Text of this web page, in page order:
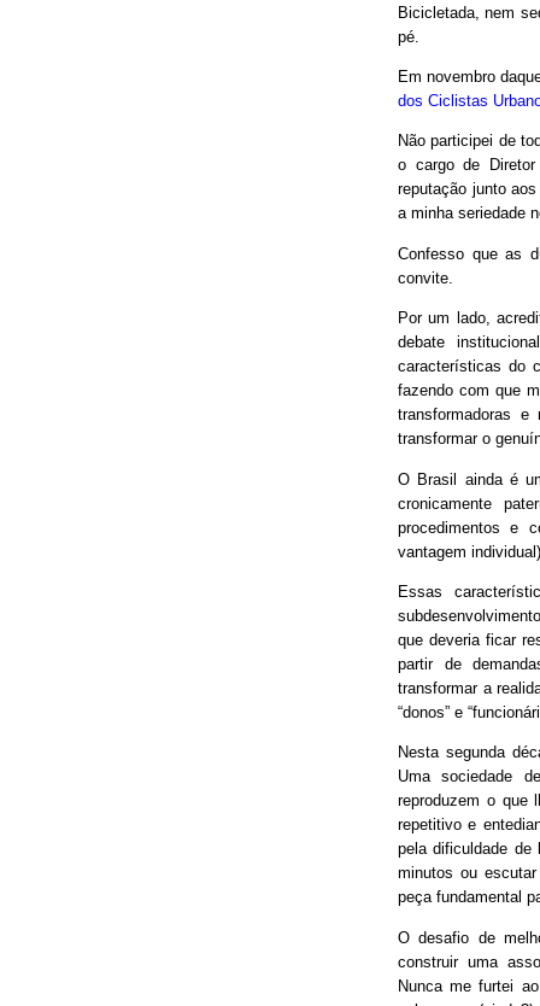
Bicicletada, nem
pé.
Em novembro
dos Ciclistas
Não participei de
o cargo de
reputação junto
a minha seriedade
Confesso que as
convite.
Por um lado,
debate
características do
fazendo com que
transformadoras
transformar o
O Brasil ainda é
cronicamente
procedimentos e
vantagem
Essas
que deveria ficar
partir de
transformar a
“donos” e
Nesta segunda
Uma sociedade
reproduzem o que
repetitivo e
pela dificuldade
minutos ou
peça fundamental
O desafio de
construir uma
Nunca me furtei